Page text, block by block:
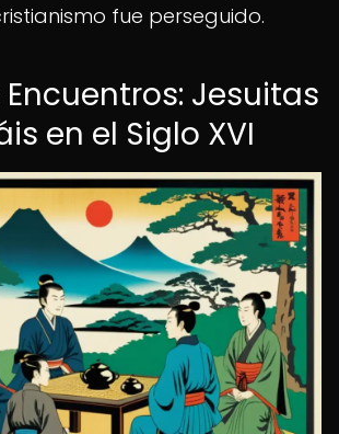
fue perseguido.
Jesuitas
en el Siglo XVI